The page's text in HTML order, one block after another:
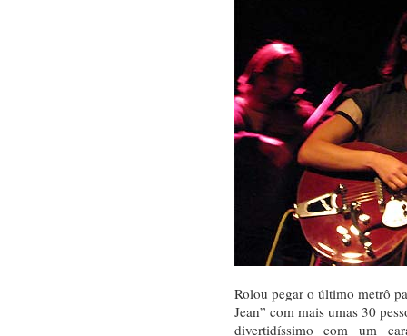
Rolou pegar o último metrô
Jean” com mais umas 30
divertidíssimo com um